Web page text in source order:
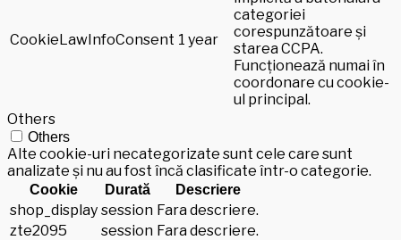
CookieLawInfoConsent 1 year
categoriei
corespunzătoare și
starea CCPA.
Funcționează numai în
coordonare cu cookie-
ul principal.
Others
Others
Alte cookie-uri necategorizate sunt cele care sunt
analizate și nu au fost încă clasificate într-o categorie.
Cookie Durată Descriere
shop_display session Fara descriere.
zte2095
session Fara descriere.